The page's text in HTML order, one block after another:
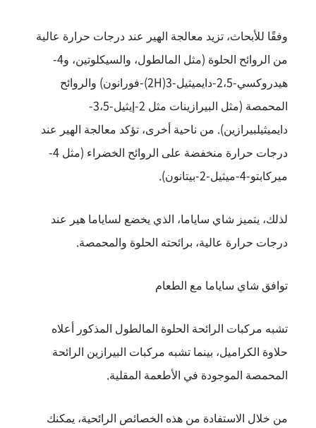
وفقًا للأبحاث، تزيد معالجة الهير عند درجات حرارة عالية
من الروائح الحلوة (مثل المالطول، والسيكلوتين، و4-
هيدروكسي-2،5-دايميثيل-3(2H)-فورانون) والروائح
المحمصة (مثل البيرازينات مثل 2-إيثيل-3،5-
دايميثيلبيرازين). من ناحية أخرى، تؤكد معالجة الهير عند
درجات حرارة منخفضة على الروائح الخضراء (مثل 4-
ميركابتو-4-ميثيل-2-بيتانون).
لذلك، يتميز شاي ساياما، الذي يخضع لساياما هير عند
درجات حرارة عالية، برائحته الحلوة والمحمصة.
توافق شاي ساياما مع الطعام
تشبه مركبات الرائحة الحلوة المالطول المذكور أعلاه
حلاوة الكراميل، بينما تشبه مركبات البيرازين الرائحة
المحمصة الموجودة في الأطعمة المقلية.
من خلال الاستفادة من هذه الخصائص الرائحية، يمكنك